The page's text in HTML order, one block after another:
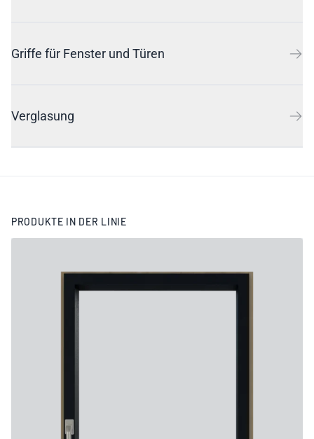
Griffe für Fenster und Türen
Verglasung
PRODUKTE IN DER LINIE